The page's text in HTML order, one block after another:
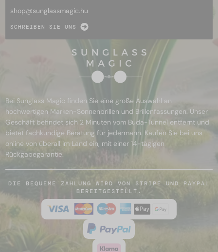
shop@sunglassmagic.hu
SCHREIBEN SIE UNS
Bei Sunglass Magic finden Sie eine große Auswahl an
hochwertigen Marken-Sonnenbrillen und Brillenfassungen. Unser
Geschäft befindet sich 2 Minuten vom Buda-Tunnel entfernt und
bietet fachkundige Beratung für jedermann. Kaufen Sie bei uns
online von überall im Land ein, mit einer 14-tägigen
Rückgabegarantie.
DIE BEQUEME ZAHLUNG WIRD VON STRIPE UND PAYPAL
BEREITGESTELLT.